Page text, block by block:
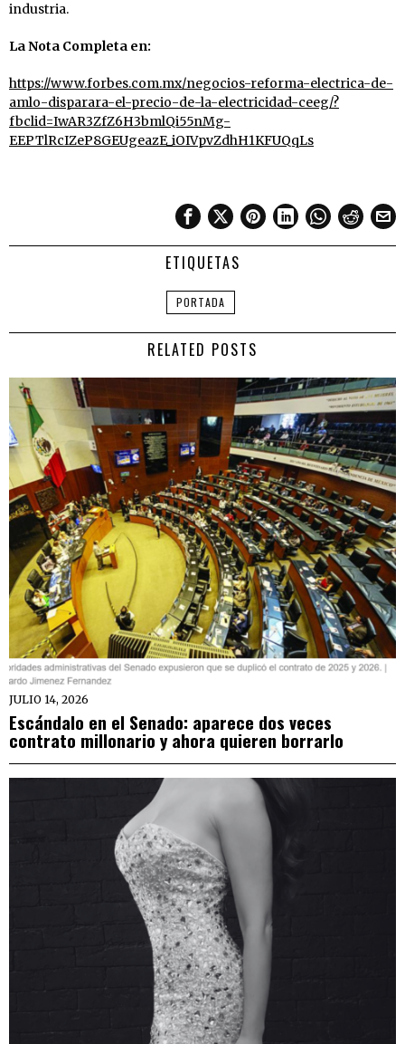
industria.
La Nota Completa en:
https://www.forbes.com.mx/negocios-reforma-electrica-de-
amlo-disparara-el-precio-de-la-electricidad-ceeg/?
fbclid=IwAR3ZfZ6H3bmlQi55nMg-
EEPTlRcIZeP8GEUgeazE_iOIVpvZdhH1KFUQqLs
ETIQUETAS
PORTADA
RELATED POSTS
JULIO 14, 2026
Escándalo en el Senado: aparece dos veces
contrato millonario y ahora quieren borrarlo